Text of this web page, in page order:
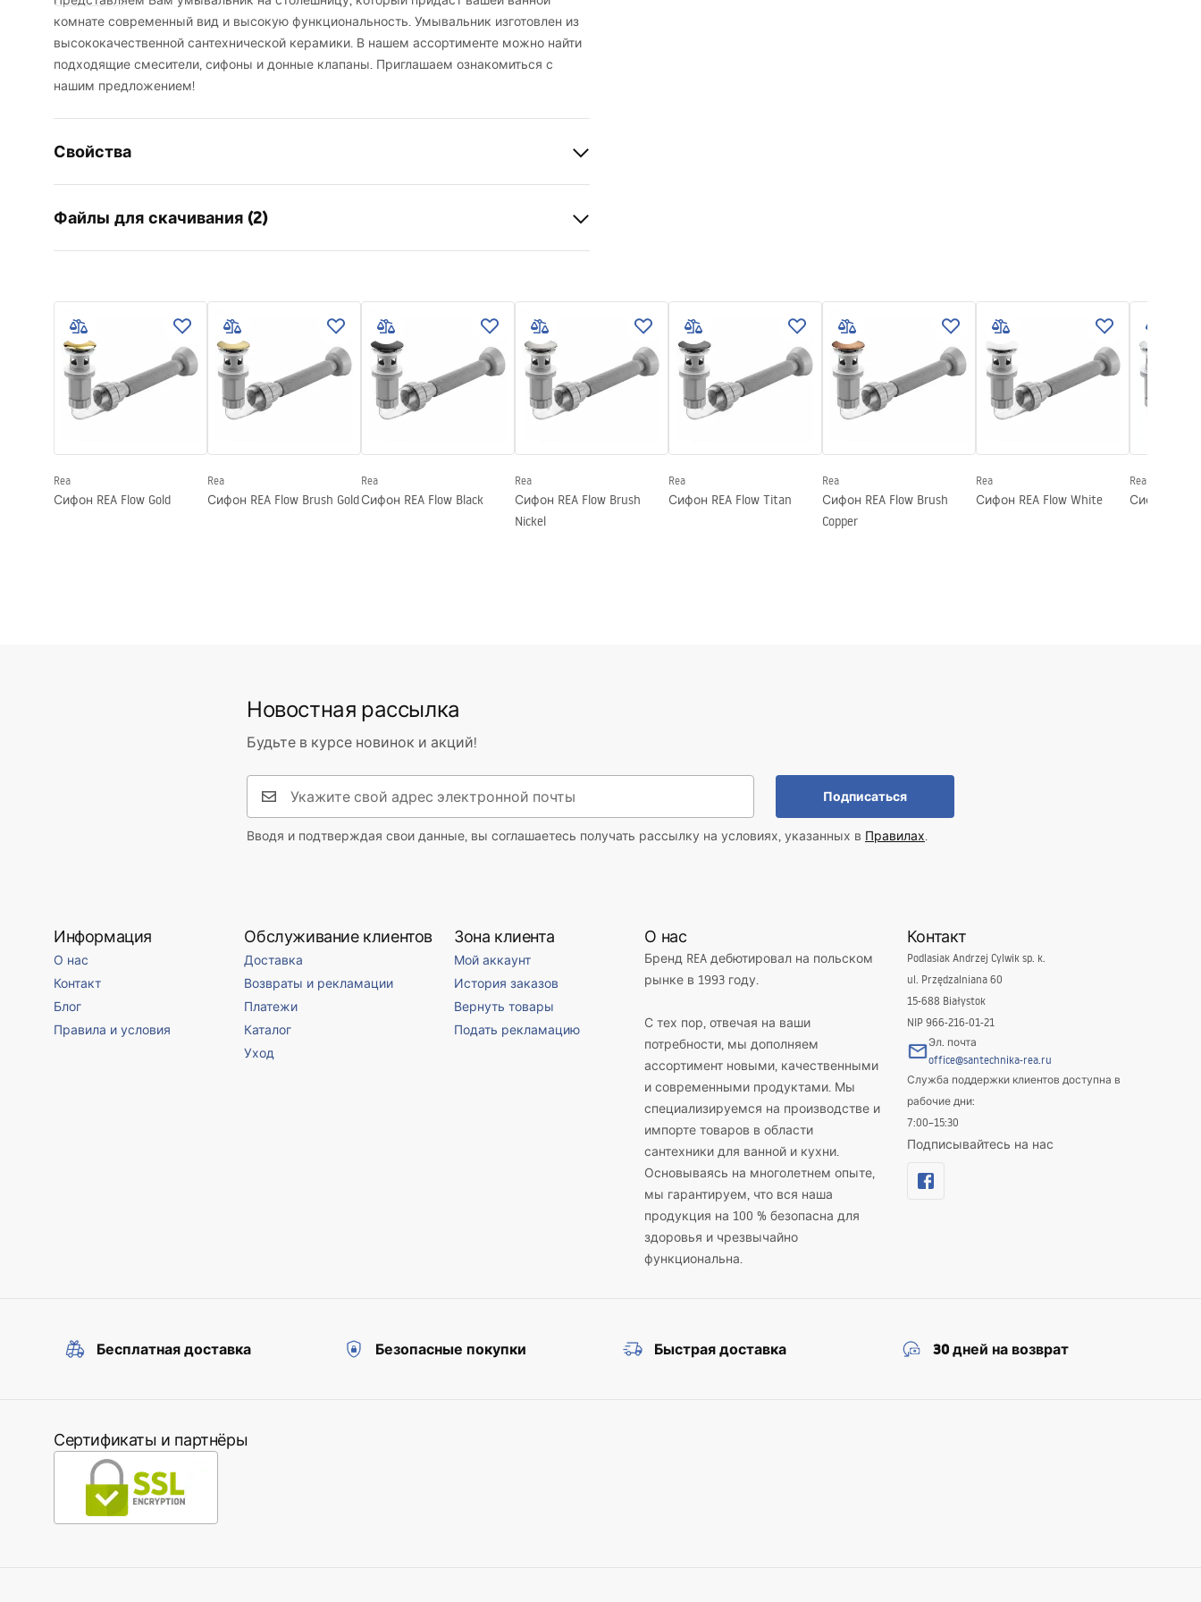
комнате современный вид и высокую функциональность. Умывальник изготовлен из
высококачественной сантехнической керамики. В нашем ассортименте можно найти
подходящие смесители, сифоны и донные клапаны. Приглашаем ознакомиться с
нашим предложением!
Свойства
Материал
Цвет
Оранжевый
Ширина
мм
Высота
135
мм
Глубина
мм
Отверстие на смеситель
Нет
Переливное отверстие
Файлы для скачивания (2)
Warranty_Terms_and_Conditions_
Basins_-_5.pdf
Rea
Сифон REA Flow Gold
Rea
Сифон REA Flow Brush Gold
Rea
Сифон REA Flow Black
Rea
Сифон REA Flow Brush
Nickel
Rea
Сифон REA Flow Titan
Rea
Сифон REA Flow Brush
Copper
Rea
Сифон REA Flow White
Rea
Сифон REA
Новостная рассылка
Будьте в курсе новинок и акций!
Подписаться
Вводя и подтверждая свои данные, вы соглашаетесь получать рассылку на условиях, указанных в Правилах.
Информация
О нас
Контакт
Блог
Правила и условия
Обслуживание клиентов
Доставка
Возвраты и рекламации
Платежи
Каталог
Уход
Зона клиента
Мой аккаунт
История заказов
Вернуть товары
Подать рекламацию
О нас
Бренд REA дебютировал на польском
рынке в 1993 году.
С тех пор, отвечая на ваши
потребности, мы дополняем
ассортимент новыми, качественными
и современными продуктами. Мы
специализируемся на производстве и
импорте товаров в области
сантехники для ванной и кухни.
Основываясь на многолетнем опыте,
мы гарантируем, что вся наша
продукция на 100 % безопасна для
здоровья и чрезвычайно
функциональна.
Контакт
Podlasiak Andrzej Cylwik sp. k.
ul. Przędzalniana 60
15-688 Białystok
NIP 966-216-01-21
Эл. почта
office@santechnika-rea.ru
Служба поддержки клиентов доступна в
рабочие дни:
7:00–15:30
Подписывайтесь на нас
Бесплатная доставка Безопасные покупки Быстрая доставка 30 дней на возврат
Сертификаты и партнёры